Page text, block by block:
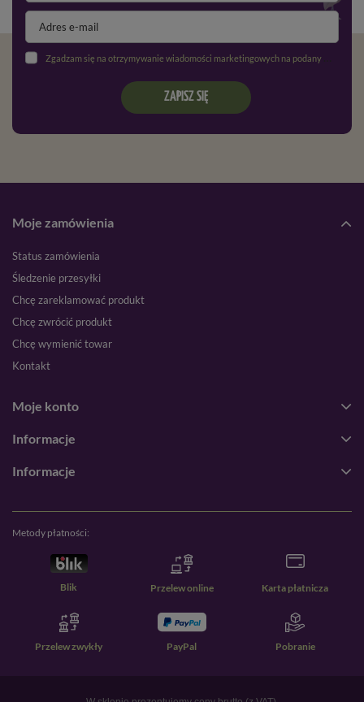
Zgadzam się na otrzymywanie wiadomości marketingowych na podany adres e-mail oraz przetwarzanie danych osobowych zgodnie z
ZAPISZ SIĘ
Moje zamówienia
Status zamówienia
Śledzenie przesyłki
Chcę zareklamować produkt
Chcę zwrócić produkt
Chcę wymienić towar
Kontakt
Moje konto
Informacje
Informacje
Metody płatności:
Blik Przelew online Karta płatnicza
Przelew zwykły PayPal Pobranie